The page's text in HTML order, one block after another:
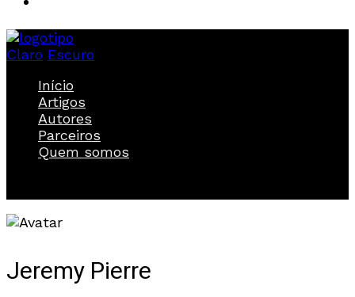
Claro Escuro
Início
Artigos
Autores
Parceiros
Quem somos
Jeremy Pierre